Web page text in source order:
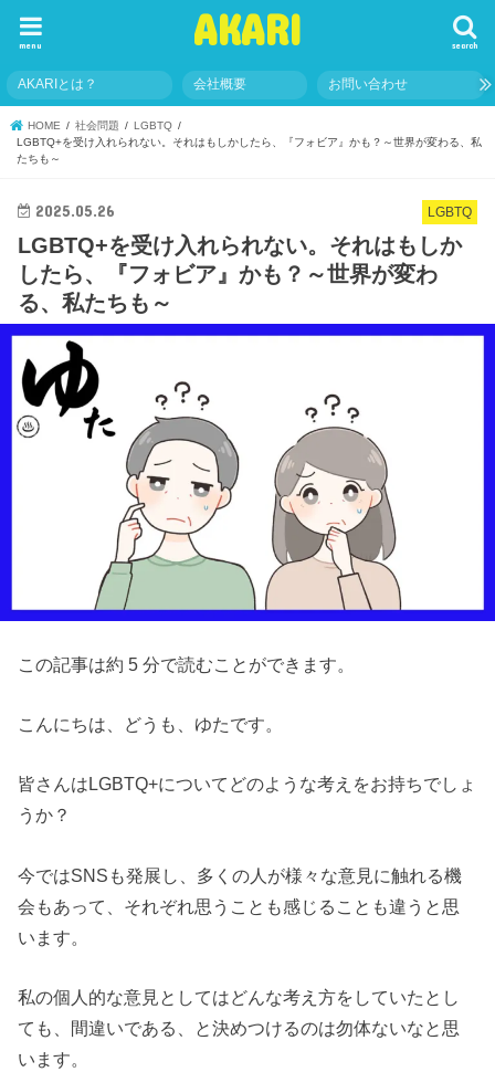
AKARI search
menu
AKARIとは？ 会社概要 お問い合わせ
HOME 社会問題
LGBTQ
LGBTQ+を受け入れられない。それはもしかしたら、『フォビア』かも？～世界が変わる、私
たちも～
LGBTQ
2025.05.26
LGBTQ+を受け入れられない。それはもしか
したら、『フォビア』かも？～世界が変わ
る、私たちも～
この記事は約 5 分で読むことができます。
こんにちは、どうも、ゆたです。
皆さんはLGBTQ+についてどのような考えをお持ちでしょ
うか？
今ではSNSも発展し、多くの人が様々な意見に触れる機
会もあって、それぞれ思うことも感じることも違うと思
います。
私の個人的な意見としてはどんな考え方をしていたとし
ても、間違いである、と決めつけるのは勿体ないなと思
います。